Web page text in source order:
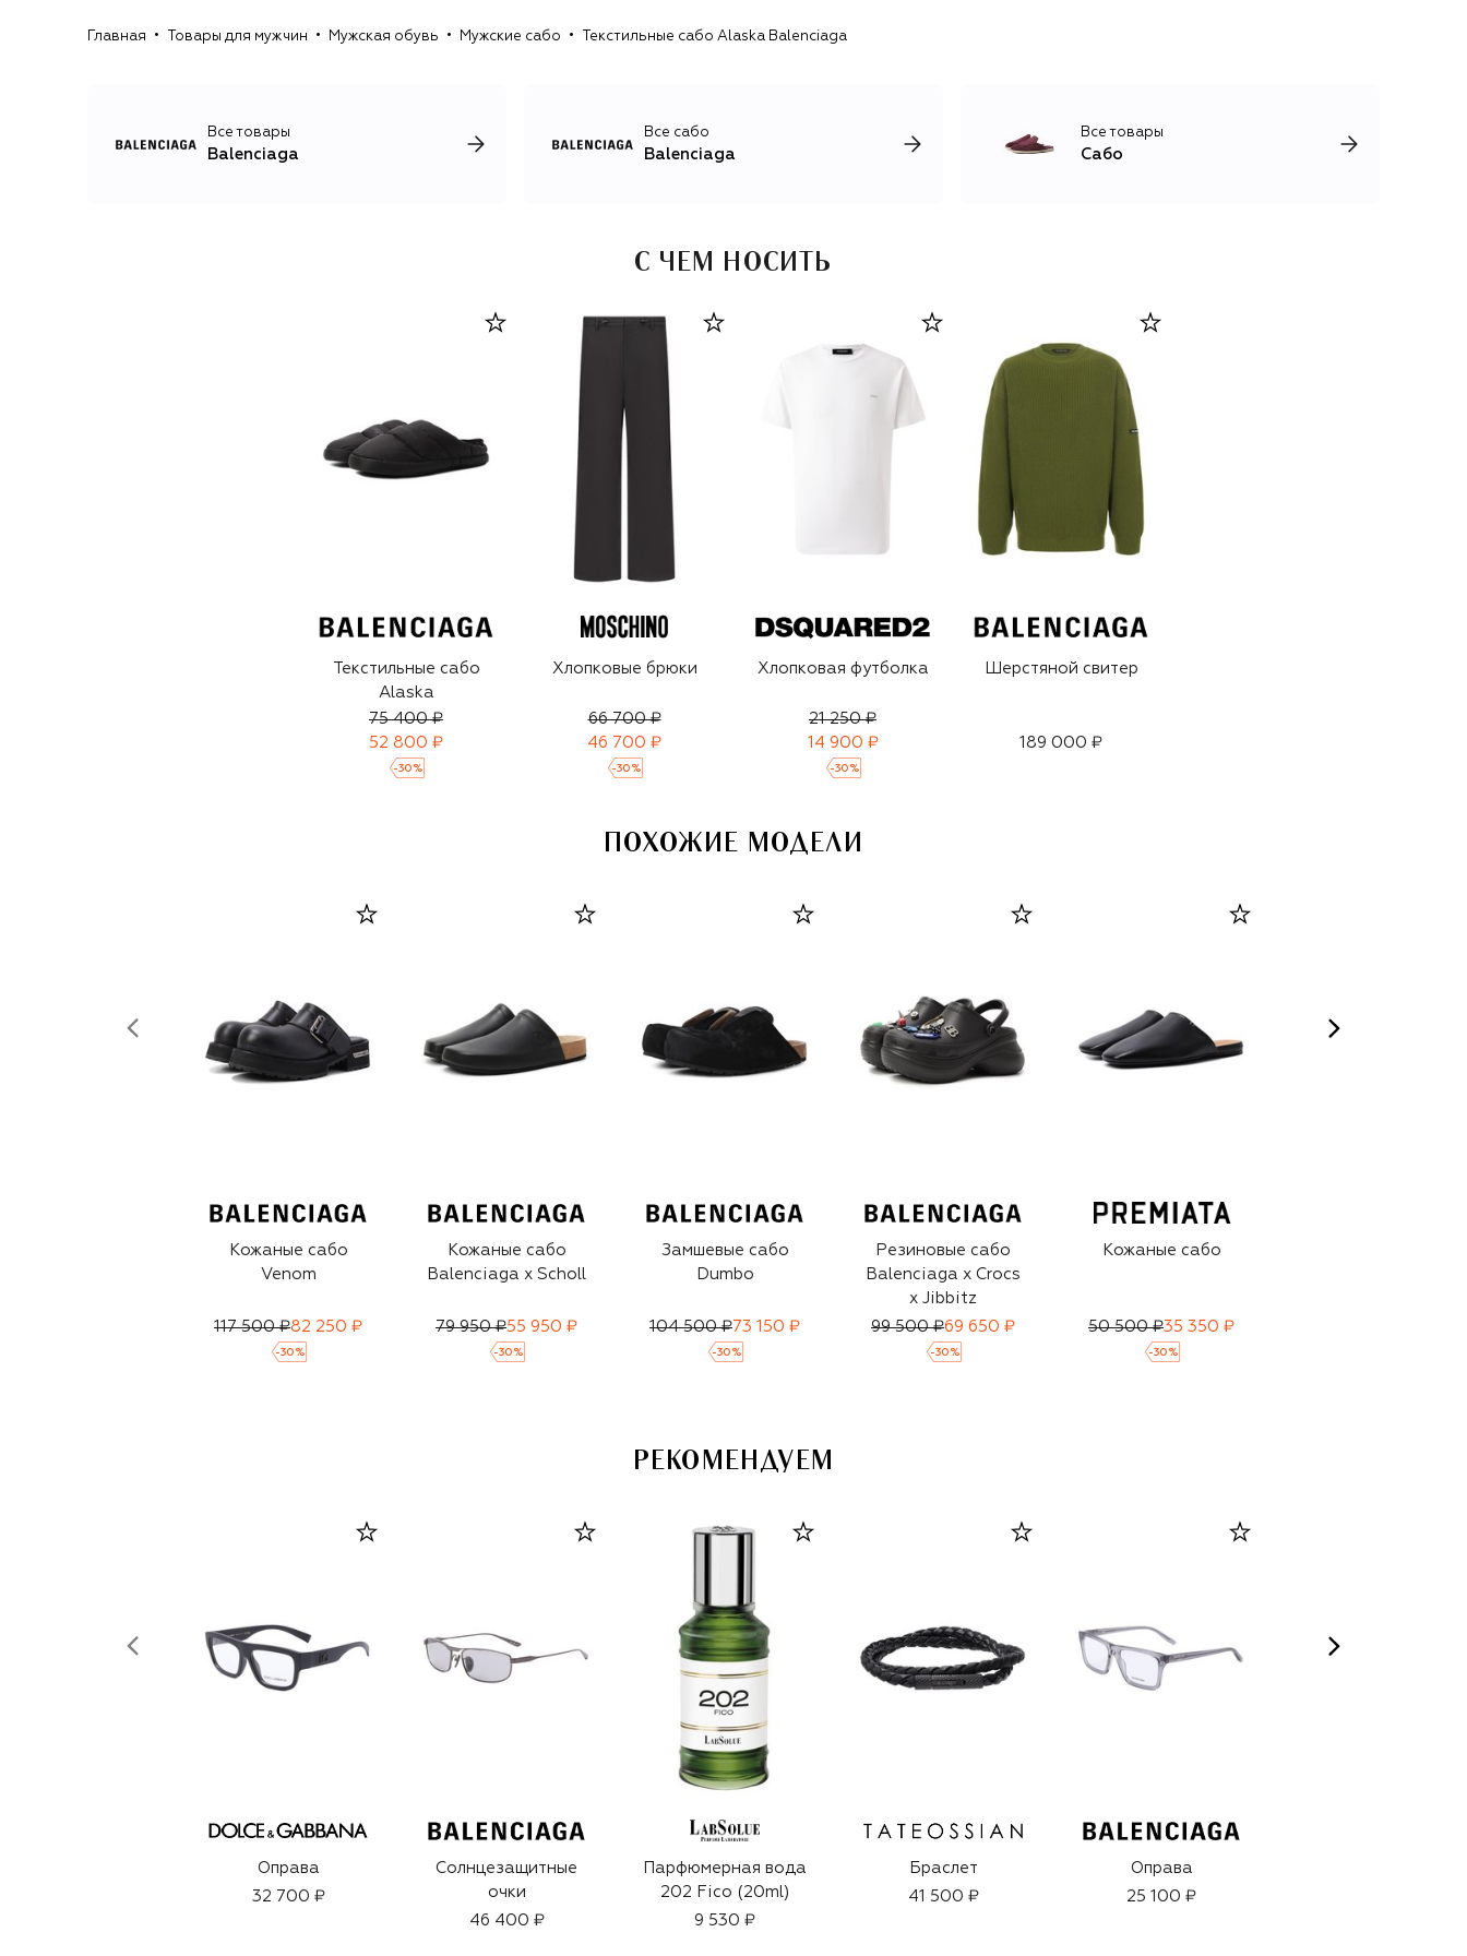
готовой одежды включает приземленную, почти
аксессуары, массивная обувь и it-сумки Motorcycle,
Cagole, Hourglass и Rodeo.
Главная Товары для мужчин Мужская обувь Мужские сабо Текстильные сабо Alaska Balenciaga
Все товары
Balenciaga
Все сабо
Balenciaga
Все товары
Сабо
С ЧЕМ НОСИТЬ
Текстильные сабо
Alaska
75 400 ₽
52 800 ₽
-30 %
Хлопковые брюки
66 700 ₽
46 700 ₽
-30 %
Хлопковая футболка
21 250 ₽
14 900 ₽
-30 %
Шерстяной свитер
189 000 ₽
ПОХОЖИЕ МОДЕЛИ
Кожаные сабо
Venom
117 500 ₽82 250 ₽
-30 %
Кожаные сабо
Balenciaga x Scholl
79 950 ₽55 950 ₽
-30 %
Замшевые сабо
Dumbo
104 500 ₽73 150 ₽
-30 %
Резиновые сабо
Balenciaga x Crocs
x Jibbitz
99 500 ₽69 650 ₽
-30 %
Кожаные сабо
50 500 ₽35 350 ₽
-30 %
РЕКОМЕНДУЕМ
Оправа
32 700 ₽
Солнцезащитные
очки
46 400 ₽
Парфюмерная вода
202 Fico (20ml)
9 530 ₽
Браслет
41 500 ₽
Оправа
25 100 ₽